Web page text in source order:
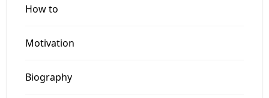
How to
Motivation
Biography